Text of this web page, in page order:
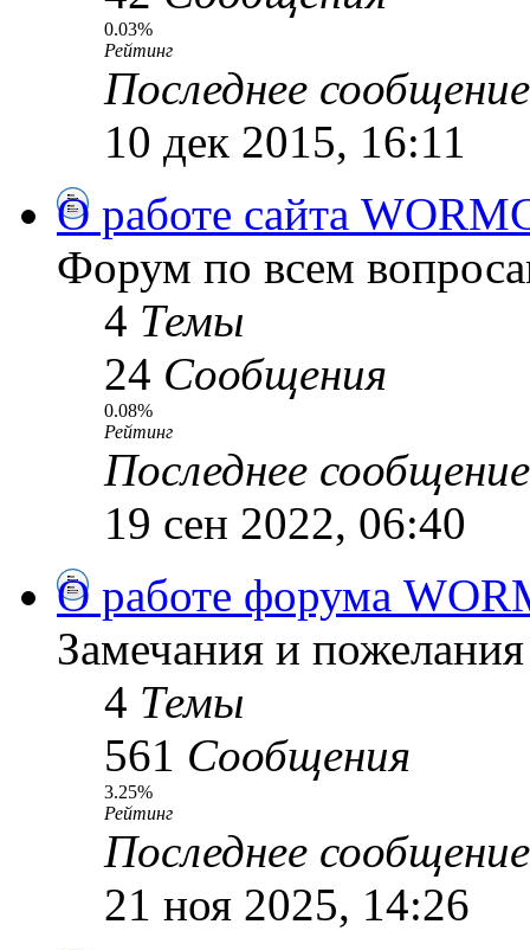
0.03%
Рейтинг
Последнее сообщение
10 дек 2015, 16:11
О работе сайта
Форум по всем
4 Темы
24 Сообщения
0.08%
Рейтинг
Последнее сообщение
19 сен 2022, 06:40
О работе форума
Замечания и
4 Темы
561 Сообщения
3.25%
Рейтинг
Последнее сообщение
21 ноя 2025, 14:26